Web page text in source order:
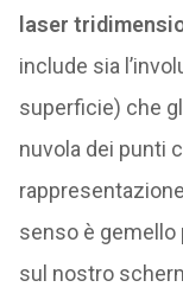
laser
include sia
superficie) che
nuvola dei punti
senso è gemello
sul nostro